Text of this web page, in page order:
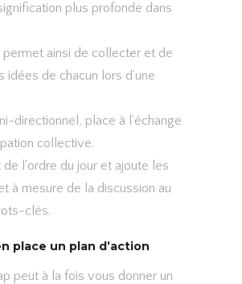
plus profonde dans
permet ainsi de collecter et de
idées de chacun lors d’une
directionnel, place à l’échange
collective.
de l’ordre du jour et ajoute les
à mesure de la discussion au
clés.
place un plan d’action
peut à la fois vous donner un